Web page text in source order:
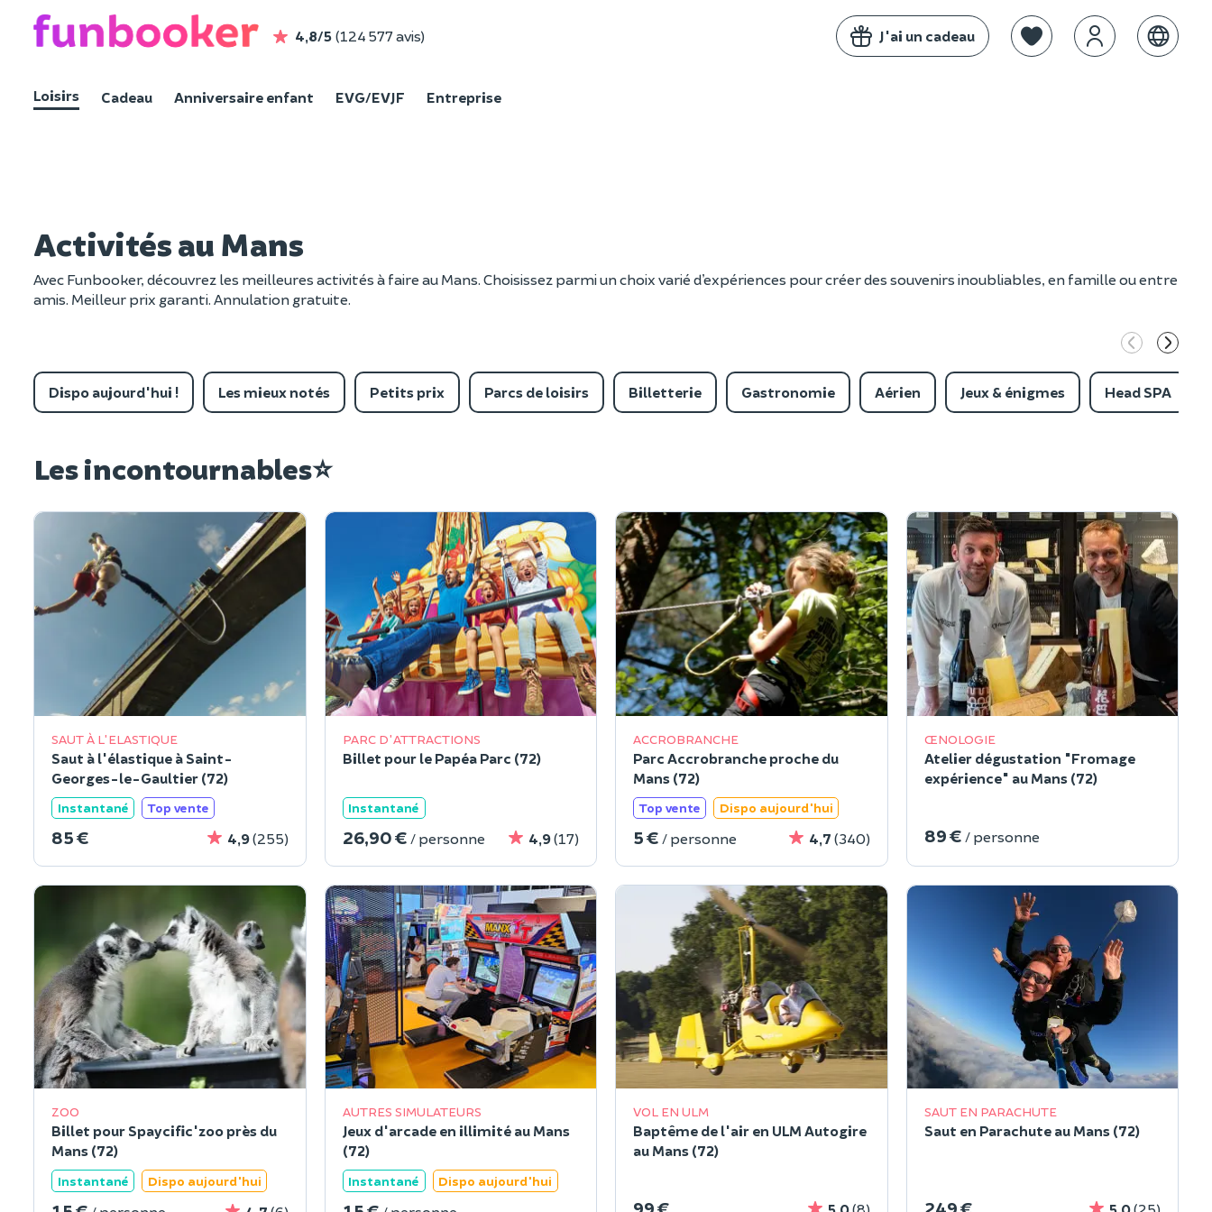
4,8/5 (124 577 avis) J'ai un cadeau
Loisirs Cadeau Anniversaire enfant EVG/EVJF Entreprise
Activités au Mans
Avec Funbooker, découvrez les meilleures activités à faire au Mans. Choisissez parmi un choix varié d’expériences pour créer des souvenirs inoubliables, en famille ou entre
amis. Meilleur prix garanti. Annulation gratuite.
Dispo aujourd'hui ! Les mieux notés Petits prix Parcs de loisirs Billetterie Gastronomie Aérien Jeux & énigmes Head SPA
Les incontournables⭐
SAUT À L'ELASTIQUE
Saut à l'élastique à Saint-
Georges-le-Gaultier (72)
Instantané Top vente
85 € 4,9(255)
PARC D'ATTRACTIONS
Billet pour le Papéa Parc (72)
Instantané
26,90 € / personne 4,9(17)
ACCROBRANCHE
Parc Accrobranche proche du
Mans (72)
Top vente Dispo aujourd'hui
5 € / personne 4,7 (340)
ŒNOLOGIE
Atelier dégustation "Fromage
expérience" au Mans (72)
89 € / personne
ZOO
Billet pour Spaycific'zoo près du
Mans (72)
Instantané Dispo aujourd'hui
AUTRES SIMULATEURS
Jeux d'arcade en illimité au Mans
(72)
Instantané Dispo aujourd'hui
VOL EN ULM
Baptême de l'air en ULM Autogire
au Mans (72)
SAUT EN PARACHUTE
Saut en Parachute au Mans (72)